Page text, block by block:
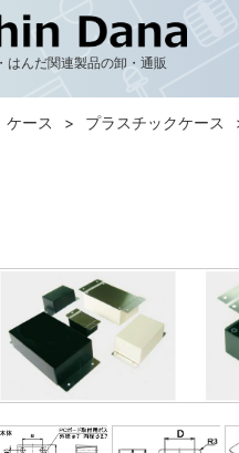
はんだ関連製品の卸・通販
ケース プラスチックケース